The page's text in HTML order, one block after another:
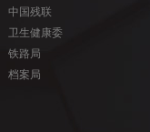
中国残联
卫生健康委
铁路局
档案局